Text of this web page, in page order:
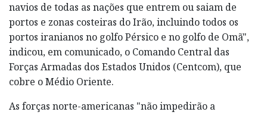
navios de todas as nações que entrem ou saiam de
portos e zonas costeiras do Irão, incluindo todos os
portos iranianos no golfo Pérsico e no golfo de Omã",
indicou, em comunicado, o Comando Central das
Forças Armadas dos Estados Unidos (Centcom), que
cobre o Médio Oriente.
As forças norte-americanas "não impedirão a